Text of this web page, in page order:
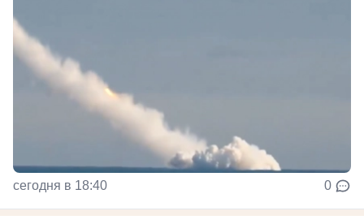
сегодня в 18:40 0